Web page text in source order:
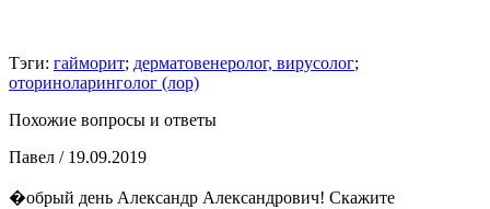
Тэги: гайморит; дерматовенеролог, вирусолог;
оториноларинголог (лор)
Похожие вопросы и ответы
Павел / 19.09.2019
�обрый день Александр Александрович! Скажите